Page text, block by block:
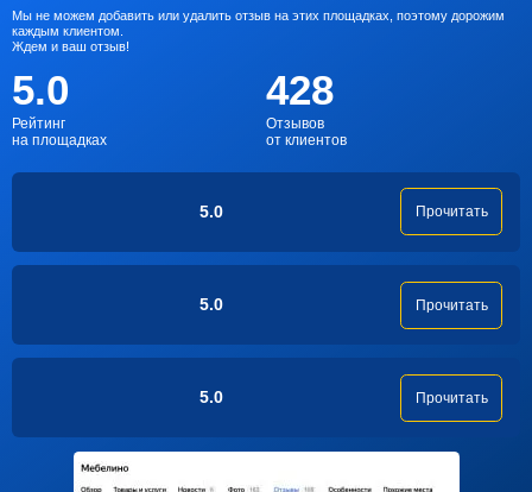
Мы не можем добавить или удалить отзыв на этих площадках, поэтому дорожим
каждым клиентом.
Ждем и ваш отзыв!
5.0
Рейтинг
на площадках
428
Отзывов
от клиентов
5.0 Прочитать
5.0 Прочитать
5.0 Прочитать